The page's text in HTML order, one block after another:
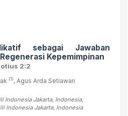
sebagai Jawaban
Kepemimpinan
2:2
(1), Agus Arda Setiawan
Indonesia Jakarta, Indonesia,
Indonesia Jakarta, Indonesia